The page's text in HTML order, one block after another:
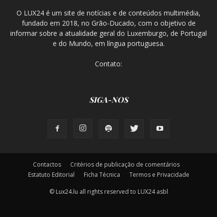
O LUX24 é um site de notícias e de conteúdos multimédia,
fundado em 2018, no Grão-Ducado, com o objetivo de
informar sobre a atualidade geral do Luxemburgo, de Portugal
e do Mundo, em língua portuguesa.
Contato:
SIGA-NOS
Contactos
Critérios de publicação de comentários
Estatuto Editorial
Ficha Técnica Termos e Privacidade
© Lux24.lu all rights reserved to LUX24 asbl